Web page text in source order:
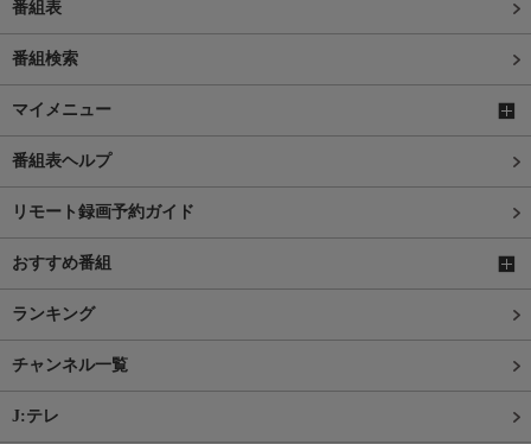
番組表
番組検索
マイメニュー
番組表ヘルプ
リモート録画予約ガイド
おすすめ番組
ランキング
チャンネル一覧
J:テレ